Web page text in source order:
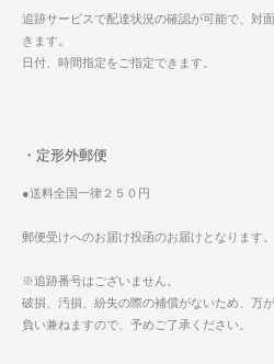
追跡サービスで配達状況の確認が可能で、対
きます。
日付、時間指定をご指定できます。
・定形外郵便
●送料全国一律２５０円
郵便受けへのお届け投函のお届けとなります。
※追跡番号はございません。
破損、汚損、紛失の際の補償がないため、万
負い兼ねますので、予めご了承ください。